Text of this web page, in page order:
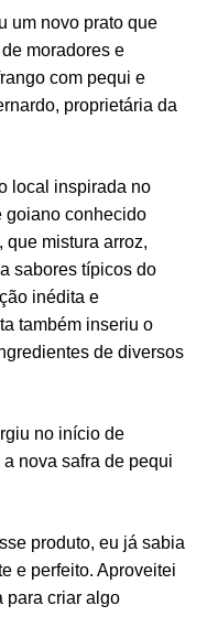
um novo prato que
moradores e
com pequi e
proprietária da
local inspirada no
goiano conhecido
que mistura arroz,
sabores típicos do
inédita e
também inseriu o
de diversos
no início de
nova safra de pequi
produto, eu já sabia
e perfeito. Aproveitei
para criar algo